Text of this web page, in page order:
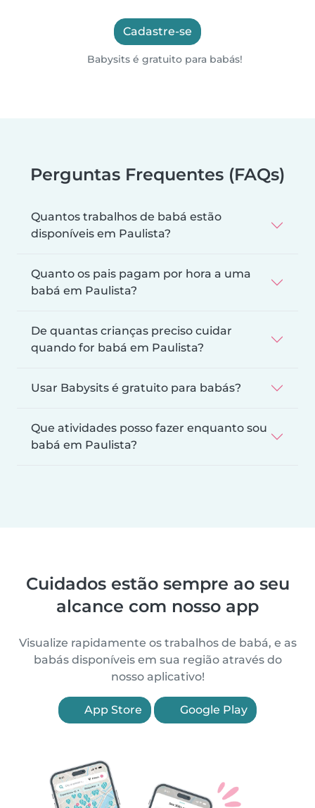
Cadastre-se
Babysits é gratuito para babás!
Perguntas Frequentes (FAQs)
Quantos trabalhos de babá estão
disponíveis em Paulista?
Quanto os pais pagam por hora a uma
babá em Paulista?
De quantas crianças preciso cuidar
quando for babá em Paulista?
Usar Babysits é gratuito para babás?
Que atividades posso fazer enquanto sou
babá em Paulista?
Cuidados estão sempre ao seu
alcance com nosso app
Visualize rapidamente os trabalhos de babá, e as
babás disponíveis em sua região através do
nosso aplicativo!
App Store Google Play